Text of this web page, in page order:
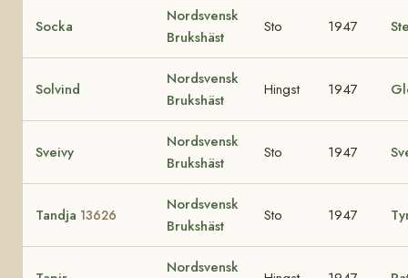
Socka
Nordsvensk
Brukshäst
Sto 1947
Solvind
Nordsvensk
Brukshäst
Hingst 1947
Sveivy
Nordsvensk
Brukshäst
Sto 1947
Tandja 13626
Nordsvensk
Brukshäst
Sto 1947
Nordsvensk